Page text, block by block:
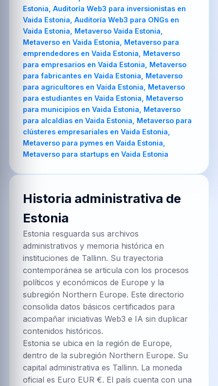
Estonia, Auditoría Web3 para inversionistas en
Vaida Estonia, Auditoría Web3 para ONGs en
Vaida Estonia, Metaverso Vaida Estonia,
Metaverso en Vaida Estonia, Metaverso para
emprendedores en Vaida Estonia, Metaverso
para empresarios en Vaida Estonia, Metaverso
para fabricantes en Vaida Estonia, Metaverso
para agricultores en Vaida Estonia, Metaverso
para estudiantes en Vaida Estonia, Metaverso
para municipios en Vaida Estonia, Metaverso
para alcaldías en Vaida Estonia, Metaverso para
clústeres empresariales en Vaida Estonia,
Metaverso para pymes en Vaida Estonia,
Metaverso para startups en Vaida Estonia
Historia administrativa de
Estonia
Estonia resguarda sus archivos
administrativos y memoria histórica en
instituciones de Tallinn. Su trayectoria
contemporánea se articula con los procesos
políticos y económicos de Europe y la
subregión Northern Europe. Este directorio
consolida datos básicos certificados para
acompañar iniciativas Web3 e IA sin duplicar
contenidos históricos.
Estonia se ubica en la región de Europe,
dentro de la subregión Northern Europe. Su
capital administrativa es Tallinn. La moneda
oficial es Euro EUR €. El país cuenta con una